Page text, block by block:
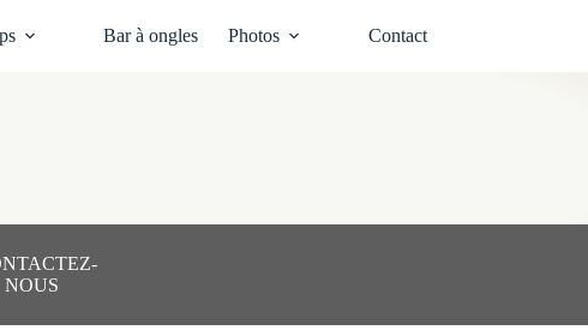
Bar à ongles Photos Contact
NOUS